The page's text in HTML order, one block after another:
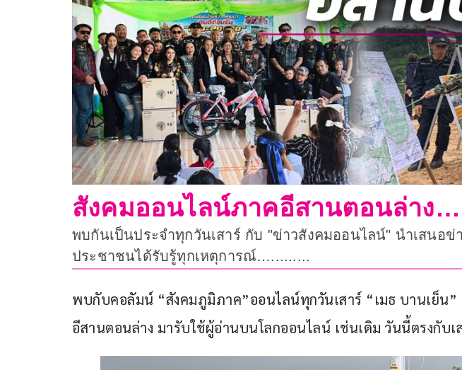
สังคมออนไลน์ภาคอีสานตอนล่าง…
พบกันเป็นประจำทุกวันเสาร์ กับ "ข่าวสังคมออนไลน์" นำเสนอ
ประชาชนได้รับรู้ทุกเหตุการณ์….........
พบกับคอลัมน์ “สังคมภูมิภาค”ออนไลน์ทุกวันเสาร์ “เมธ บานเย็น”
อีสานตอนล่าง มารับใช้ผู้อ่านบนโลกออนไลน์ เช่นเดิม วันนี้ตรงกับ